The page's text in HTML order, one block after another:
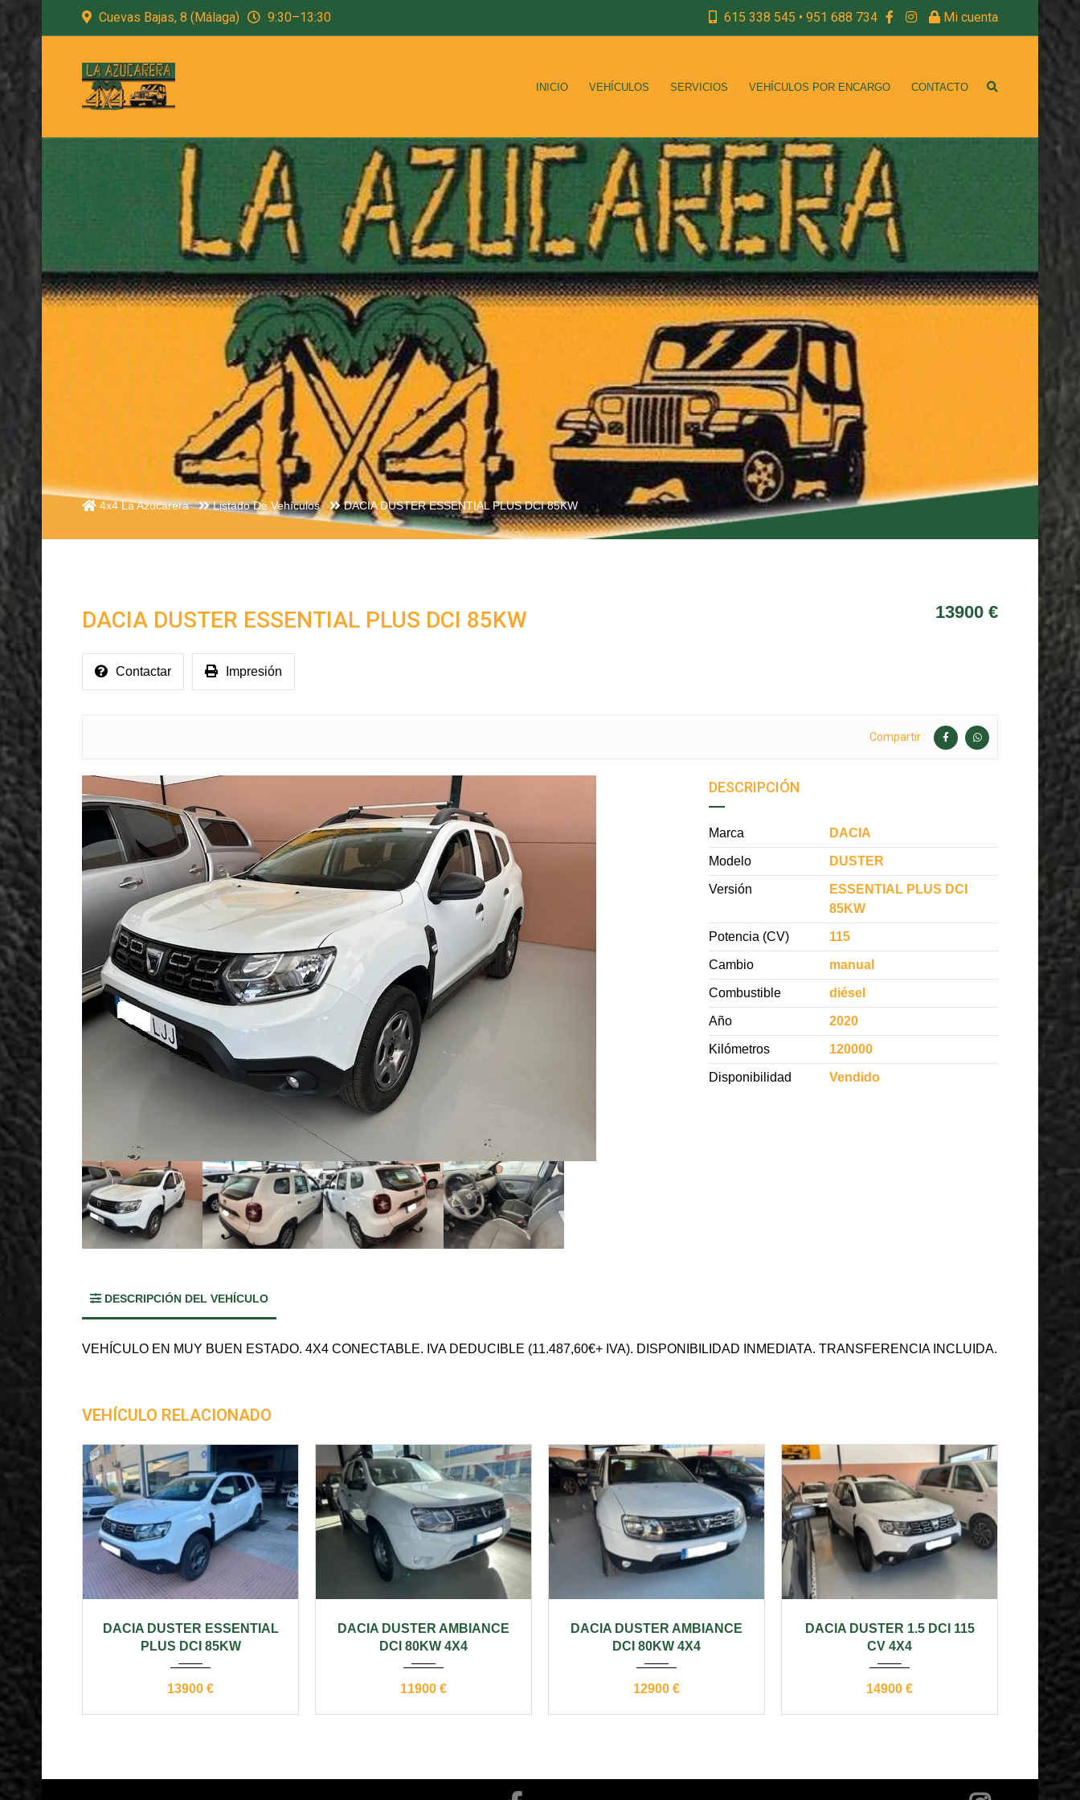
Cuevas Bajas, 8 (Málaga) 9:30–13:30 615 338 545 • 951 688 734 Mi cuenta
INICIO VEHÍCULOS SERVICIOS VEHÍCULOS POR ENCARGO CONTACTO
4x4 La Azucarera Listado De Vehículos DACIA DUSTER ESSENTIAL PLUS DCI 85KW
DACIA DUSTER ESSENTIAL PLUS DCI 85KW 13900 €
Contactar Impresión
Compartir :
DESCRIPCIÓN
Marca DACIA
Modelo DUSTER
Versión
ESSENTIAL PLUS DCI
85KW
Potencia (CV) 115
Cambio manual
Combustible diésel
Año 2020
Kilómetros 120000
Disponibilidad Vendido
DESCRIPCIÓN DEL VEHÍCULO
VEHÍCULO EN MUY BUEN ESTADO. 4X4 CONECTABLE. IVA DEDUCIBLE (11.487,60€+ IVA). DISPONIBILIDAD INMEDIATA. TRANSFERENCIA INCLUIDA.
VEHÍCULO RELACIONADO
DACIA DUSTER ESSENTIAL
PLUS DCI 85KW
13900 €
DACIA DUSTER AMBIANCE
DCI 80KW 4X4
11900 €
DACIA DUSTER AMBIANCE
DCI 80KW 4X4
12900 €
DACIA DUSTER 1.5 DCI 115
CV 4X4
14900 €